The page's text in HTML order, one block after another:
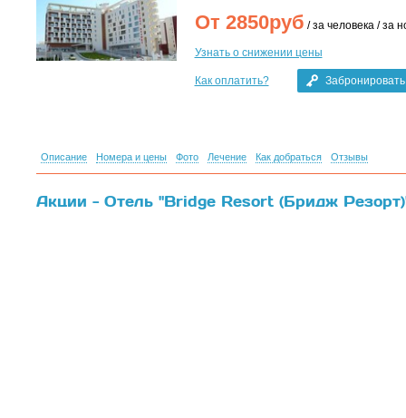
От 2850руб / за человека / за
Узнать о снижении цены
Как оплатить? Забронировать
Описание Номера и цены Фото Лечение Как добраться Отзывы
Акции - Отель "Bridge Resort (Бридж